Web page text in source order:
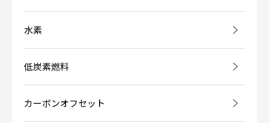
水素
低炭素燃料
カーボンオフセット